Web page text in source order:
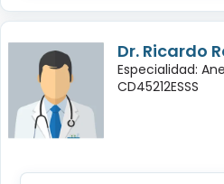
Dr. Ricardo
Especialidad:
CD45212ESSS